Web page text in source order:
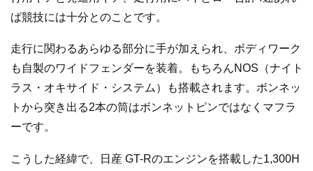
ば競技には十分とのことです。
走行に関わるあらゆる部分に手が加えられ、ボディワーク
も自製のワイドフェンダーを装着。もちろんNOS（ナイト
ラス・オキサイド・システム）も搭載されます。ボンネッ
トから突き出る2本の筒はボンネットピンではなくマフラ
ーです。
こうした経緯で、日産 GT-Rのエンジンを搭載した1,300H